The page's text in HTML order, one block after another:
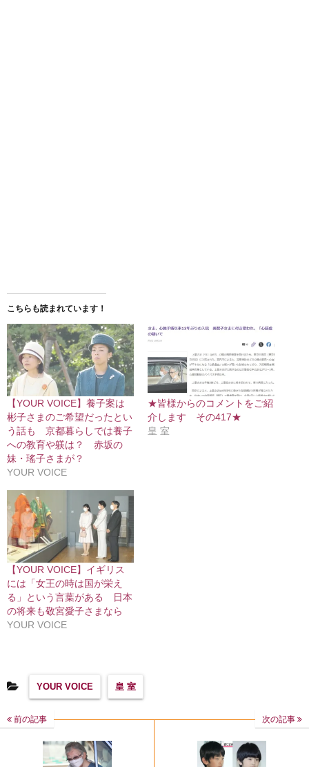
こちらも読まれています！
【YOUR VOICE】養子案は
彬子さまのご希望だったとい
う話も 京都暮らしでは養子
への教育や躾は？ 赤坂の
妹・瑤子さまが？
YOUR VOICE
★皆様からのコメントをご紹
介します その417★
皇 室
【YOUR VOICE】イギリス
には「女王の時は国が栄え
る」という言葉がある 日本
の将来も敬宮愛子さまなら
YOUR VOICE
YOUR VOICE 皇 室
前の記事 次の記事